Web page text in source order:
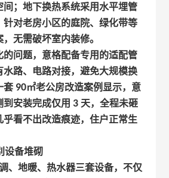
间；地下换热系统采用水平埋管
针对老房小区的庭院、绿化带等
无需破坏室内装修。
的问题，意格配备专用的适配管
水路、电路对接，避免大规模换
套 90㎡老公房改造案例显示，意
安装完成仅用 3 天，全程未砸
乎看不出改造痕迹，住户正常生
设备堆砌
、地暖、热水器三套设备，不仅